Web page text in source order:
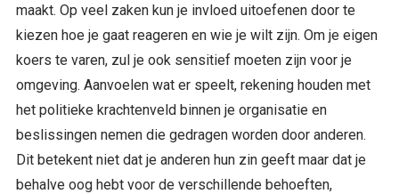
maakt. Op veel zaken kun je invloed uitoefenen door te
kiezen hoe je gaat reageren en wie je wilt zijn. Om je eigen
koers te varen, zul je ook sensitief moeten zijn voor je
omgeving. Aanvoelen wat er speelt, rekening houden met
het politieke krachtenveld binnen je organisatie en
beslissingen nemen die gedragen worden door anderen.
Dit betekent niet dat je anderen hun zin geeft maar dat je
behalve oog hebt voor de verschillende behoeften,